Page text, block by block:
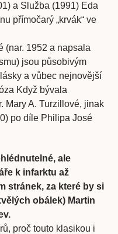
a Služba (1991) Eda
přímočarý „krvák“ ve
(nar. 1952 a napsala
jsou působivým
a vůbec nejnovější
Když bývala
Mary A. Turzillové, jinak
po díle Philipa José
ale
k infarktu až
stránek, za které by si
obálek) Martin
proč touto klasikou i